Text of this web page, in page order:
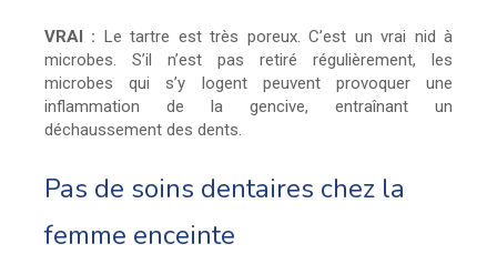
VRAI : Le tartre est très poreux. C’est un vrai nid à
microbes. S’il n’est pas retiré régulièrement, les
microbes qui s’y logent peuvent provoquer une
inflammation de la gencive, entraînant un
déchaussement des dents.
Pas de soins dentaires chez la
femme enceinte